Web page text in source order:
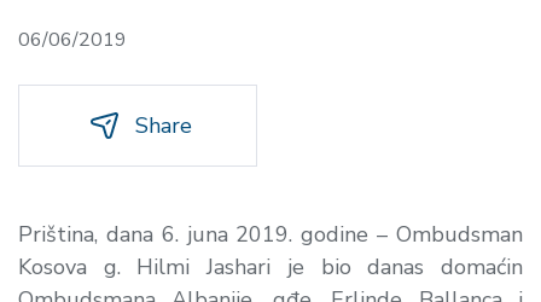
06/06/2019
Share
Priština, dana 6. juna 2019. godine – Ombudsman
Kosova g. Hilmi Jashari je bio danas domaćin